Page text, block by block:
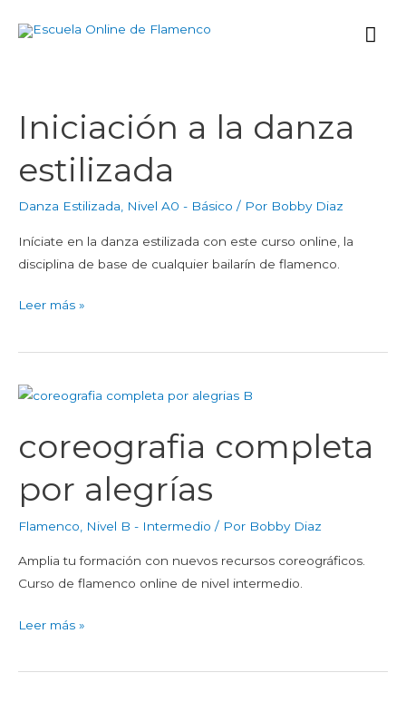
Iniciación a la danza
estilizada
Danza Estilizada, Nivel A0 - Básico / Por Bobby Diaz
Iníciate en la danza estilizada con este curso online, la
disciplina de base de cualquier bailarín de flamenco.
Iniciación
a
la
danza
estilizada
Leer más »
coreografia completa
por alegrías
Flamenco Nivel B - Intermedio / Por Bobby Diaz
Amplia tu formación con nuevos recursos coreográficos.
Curso de flamenco online de nivel intermedio.
coreografia
por
alegrías
Leer más »